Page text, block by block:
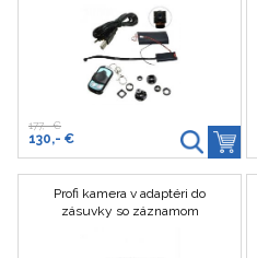
177,- €
130,- €
Profi kamera v adaptéri do
zásuvky so záznamom